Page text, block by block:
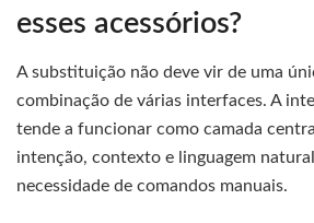
esses acessórios?
A substituição não deve vir de uma
combinação de várias interfaces. A
tende a funcionar como camada
intenção, contexto e linguagem
necessidade de comandos manuais.